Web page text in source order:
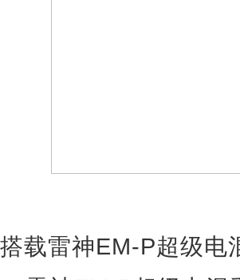
搭载雷神EM-P超级电